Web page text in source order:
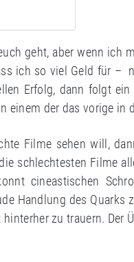
geht, aber wenn ich
ich so viel Geld für –
Erfolg, dann folgt
einem der das vorige in
Filme sehen will,
schlechtesten Filme
cineastischen
Handlung des
zu trauern. Der